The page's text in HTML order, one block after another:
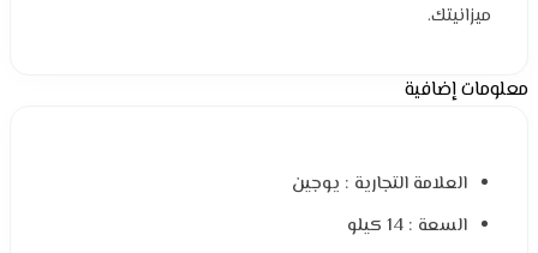
ميزانيتك.
معلومات إضافية
العلامة التجارية : يوجين
السعة : 14 كيلو